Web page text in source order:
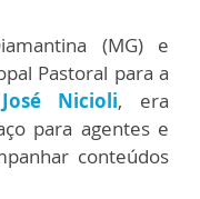
(MG) e
Pastoral para a
Nicioli, era
para agentes e
conteúdos